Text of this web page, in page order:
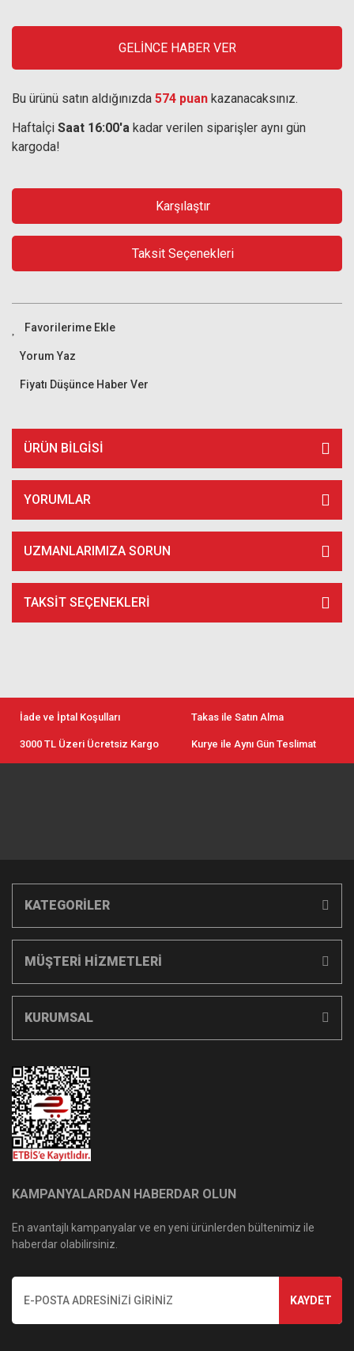
GELİNCE HABER VER
Bu ürünü satın aldığınızda 574 puan kazanacaksınız.
Haftaİçi Saat 16:00'a kadar verilen siparişler aynı gün
kargoda!
Karşılaştır
Taksit Seçenekleri
Yorum Yaz
Fiyatı Düşünce Haber Ver
ÜRÜN BILGISI
YORUMLAR
UZMANLARIMIZA SORUN
TAKSIT SEÇENEKLERI
İade ve İptal Koşulları Takas ile Satın Alma
3000 TL Üzeri Ücretsiz Kargo Kurye ile Aynı Gün Teslimat
KATEGORİLER
MÜŞTERİ HİZMETLERİ
KURUMSAL
KAMPANYALARDAN HABERDAR OLUN
En avantajlı kampanyalar ve en yeni ürünlerden bültenimiz ile
haberdar olabilirsiniz.
KAYDET